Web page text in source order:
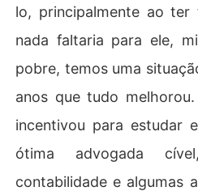
lo, principalmente ao
nada faltaria para ele,
pobre, temos uma
anos que tudo
incentivou para estudar
ótima advogada
contabilidade e algumas